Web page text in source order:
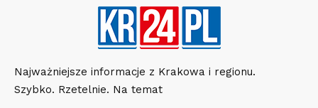
Najważniejsze informacje z Krakowa i regionu.
Szybko. Rzetelnie. Na temat